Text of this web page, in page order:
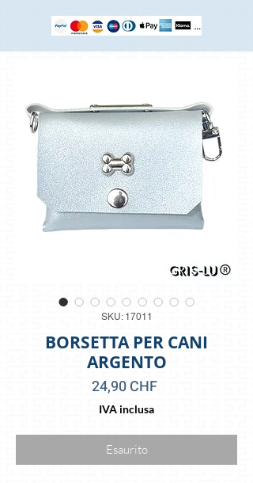
SKU: 17011
BORSETTA PER CANI
ARGENTO
24,90 CHFPrezzo
IVA inclusa
Esaurito